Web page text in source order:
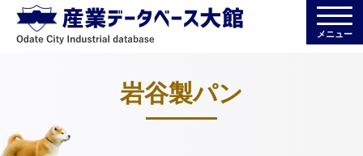
メニュー
岩谷製パン